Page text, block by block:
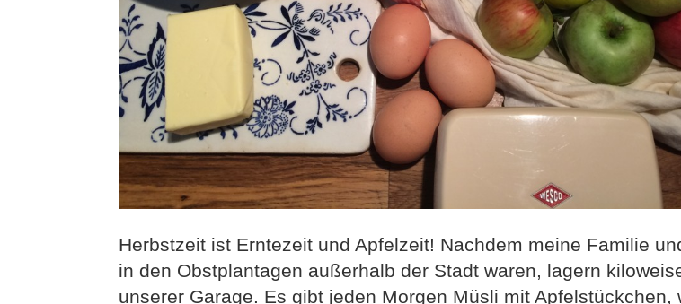
Herbstzeit ist Erntezeit und Apfelzeit! Nachdem meine Familie
in den Obstplantagen außerhalb der Stadt waren, lagern
unserer Garage. Es gibt jeden Morgen Müsli mit Apfelstückchen,